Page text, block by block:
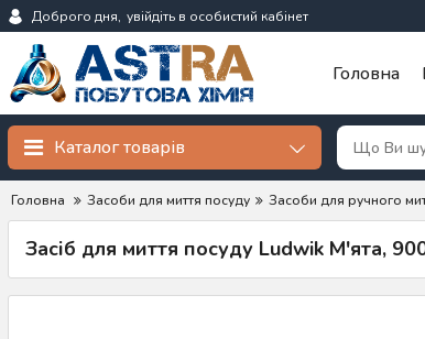
Доброго дня, увійдіть в особистий кабінет
Головна
Каталог товарів
Головна Засоби для миття посуду Засоби для ручного
Засіб для миття посуду Ludwik М'ята,